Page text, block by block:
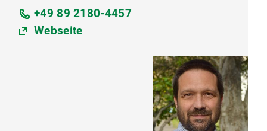
+49 89 2180-4457
Webseite